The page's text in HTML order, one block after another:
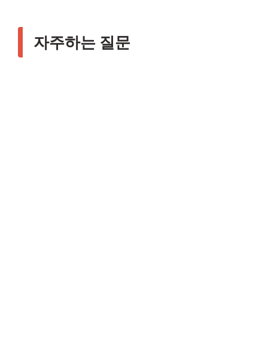
자주하는 질문